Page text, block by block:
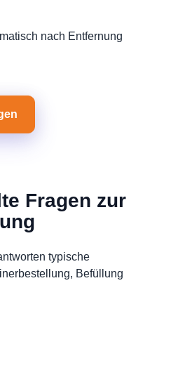
nach Entfernung
Fragen zur
typische
Befüllung